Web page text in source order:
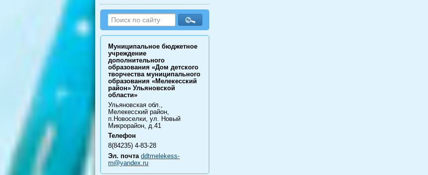
Муниципальное бюджетное
учреждение
дополнительного
образования «Дом детского
творчества муниципального
образования «Мелекесский
район» Ульяновской
области»
Ульяновская обл.,
Мелекесский район,
п.Новоселки, ул. Новый
Микрорайон, д.41
Телефон
8(84235) 4-83-28
Эл. почта ddtmelekess-
rn@yandex.ru